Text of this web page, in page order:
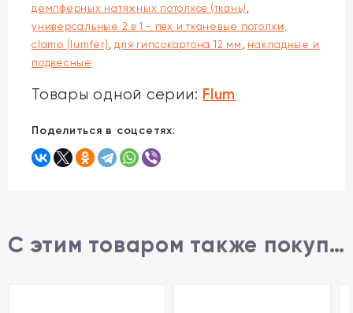
демпферных натяжных потолков (ткань)
универсальные 2 в 1 - пвх и тканевые потолки,
clamp (lumfer)
для гипсокартона 12 мм
накладные и
подвесные
Товары одной серии: Flum
Поделиться в соцсетях:
С этим товаром также покупают